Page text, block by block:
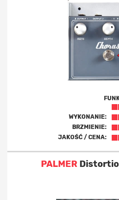
WYKONANIE:
BRZMIENIE:
JAKOŚĆ / CENA:
PALMER